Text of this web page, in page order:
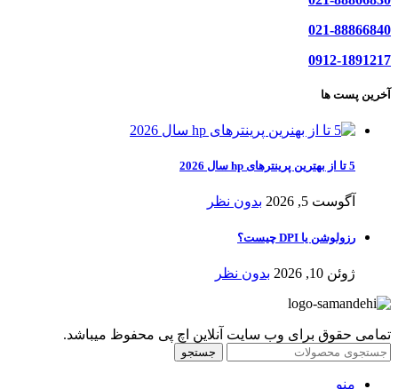
021-88866840
0912-1891217
آخرین پست ها
5 تا از بهترین پرینترهای hp سال 2026
آگوست 5, 2026 بدون نظر
رزولوشن یا DPI چیست؟
ژوئن 10, 2026 بدون نظر
تمامی حقوق برای وب سایت آنلاین اچ پی محفوظ میباشد.
جستجو
منو